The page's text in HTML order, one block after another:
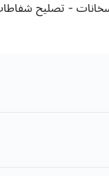
- تصليح